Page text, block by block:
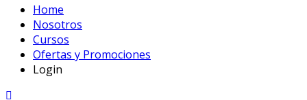
Home
Nosotros
Cursos
Ofertas y Promociones
Login